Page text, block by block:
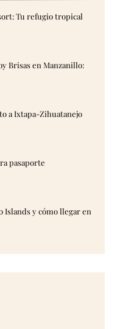
Tu refugio tropical
Brisas en Manzanillo:
a Ixtapa-Zihuatanejo
pasaporte
Islands y cómo llegar en